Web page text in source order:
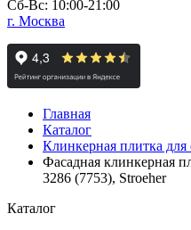
Сб-Вс: 10:00-21:00
г. Москва
Главная
Каталог
Клинкерная плитка для
Фасадная клинкерная
3286 (7753), Stroeher
Каталог